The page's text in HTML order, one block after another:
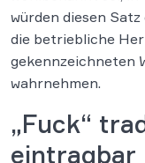
würden diesen
die betriebliche
gekennzeichneten
wahrnehmen.
„Fuck“
eintragbar